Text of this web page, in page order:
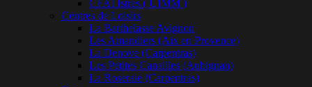
CFAI Istres ( UIMM )
Centres de Loisirs
La Barthelasse Avignon
Les Amandiers (Aix en Provence)
La Denove (Carpentras)
Les Petites Canailles (Aubignan)
La Roseraie (Carpentras)